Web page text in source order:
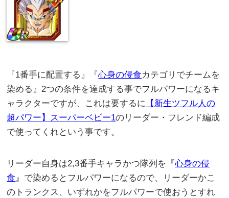
『1番手に配置する』『心身の侵食カテゴリでチームを
染める』2つの条件を達成する事でフルパワーになるキ
ャラクターですが、これは要するに 【新生ツフル人の
超パワー】スーパーベビー1のリーダー・フレンド編成
で使ってくれという事です。
リーダー自身は2,3番手キャラかつ隊列を『心身の侵
食』で染めるとフルパワーになるので、リーダーかこ
のトランクス、いずれかをフルパワーで使おうとすれ